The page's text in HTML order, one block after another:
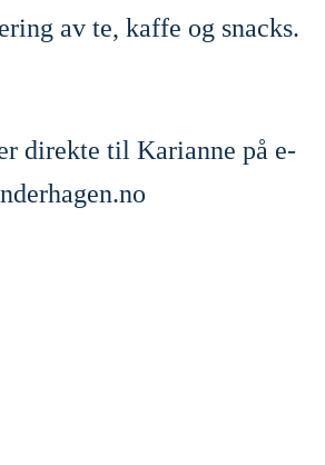
av te, kaffe og snacks.
direkte til Karianne på e-